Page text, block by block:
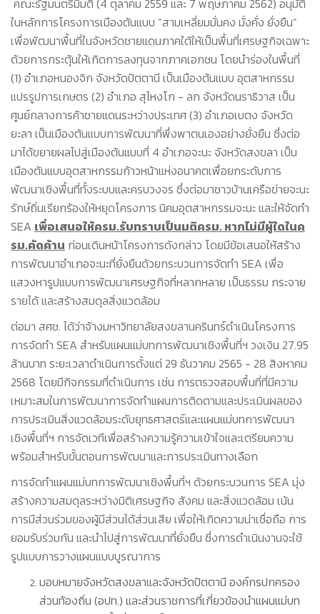
คณะรัฐมนตรีมีมติ (4 ตุลาคม 2559 และ 7 พฤษภาคม 2562) อนุมัติ
ในหลักการโครงการเมืองต้นแบบ “สามเหลี่ยมมั่นคง มั่งคั่ง ยั่งยืน”
เพื่อพัฒนาพื้นที่ในจังหวัดชายแดนภาคใต้ให้เป็นพื้นที่เศรษฐกิจเฉพาะ
ด้วยการกระตุ้นให้เกิดการลงทุนจากภาคเอกชน โดยนำร่องในพื้นที่
(1) อำเภอหนองจิก จังหวัดปัตตานี เป็นเมืองต้นแบบ อุตสาหกรรม
แปรรูปการเกษตร (2) อำเภอ สุไหงโก - ลก จังหวัดนราธิวาส เป็น
ศูนย์กลางการค้าชายแดนระหว่างประเทศ (3) อำเภอเบตง จังหวัด
ยะลา เป็นเมืองต้นแบบการพัฒนาที่พึ่งพาตนเองอย่างยั่งยืน ซึ่งต่อ
มาได้ขยายผลไปสู่เมืองต้นแบบที่ 4 อำเภอจะนะ จังหวัดสงขลา เป็น
เมืองต้นแบบอุตสาหกรรมก้าวหน้าแห่งอนาคตเพื่อยกระดับการ
พัฒนาเชิงพื้นที่ทั้งระบบและครบวงจร ซึ่งต่อมาชาวบ้านเครือข่ายจะนะ
รักษ์ถิ่นเรียกร้องให้หยุดโครงการ นิคมอุตสาหกรรมจะนะ และให้จัดทำ
SEA เพื่อเสนอให้ครม.รับทราบเป็นมติครม. หากไม่มีผู้ใดในค
รม.คัดค้าน ก่อนเดินหน้าโครงการดังกล่าว โดยมีข้อเสนอให้สร้าง
การพัฒนาอำเภอจะนะที่ยั่งยืนด้วยกระบวนการจัดทำ SEA เพื่อ
แสวงหารูปแบบการพัฒนาเศรษฐกิจที่หลากหลาย เป็นธรรม กระจาย
รายได้ และสร้างสมดุลสิ่งแวดล้อม
ต่อมา สศช. ได้ว่าจ้างมหาวิทยาลัยสงขลานครินทร์ดำเนินโครงการ
การจัดทำ SEA สำหรับแผนแม่บทการพัฒนาเชิงพื้นที่ฯ วงเงิน 27.95
ล้านบาท ระยะเวลาดำเนินการตั้งแต่ 29 ธันวาคม 2565 - 28 สิงหาคม
2568 โดยมีกิจกรรมที่ดำเนินการ เช่น การตรวจสอบพื้นที่ที่มีความ
เหมาะสมในการพัฒนาการจัดทำแผนการติดตามและประเมินผลของ
การประเมินสิ่งแวดล้อมระดับยุทธศาสตร์และแผนแม่บทการพัฒนา
เชิงพื้นที่ฯ การจัดเวทีเพื่อสร้างความรู้ความเข้าใจและเตรียมความ
พร้อมสำหรับขั้นตอนการพัฒนาและการประเมินทางเลือก
การจัดทำแผนแม่บทการพัฒนาเชิงพื้นที่ฯ ด้วยกระบวนการ SEA มุ่ง
สร้างความสมดุลระหว่างมิติเศรษฐกิจ สังคม และสิ่งแวดล้อม เน้น
การมีส่วนร่วมของผู้มีส่วนได้ส่วนเสีย เพื่อให้เกิดความน่าเชื่อถือ การ
ยอมรับร่วมกัน และนำไปสู่การพัฒนาที่ยั่งยืน ซึ่งการดำเนินงานจะใช้
รูปแบบการวางแผนแบบบูรณาการ
มอบหมายจังหวัดสงขลาและจังหวัดปัตตานี องค์กรปกครอง
ส่วนท้องถิ่น (อปท.) และส่วนราชการที่เกี่ยวข้องนำแผนแม่บท